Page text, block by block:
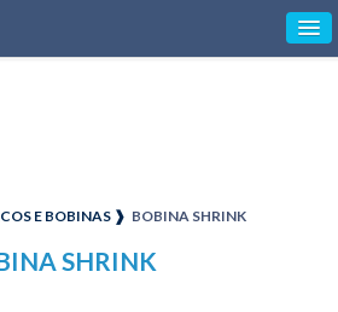
E BOBINAS ❱ BOBINA SHRINK
SHRINK